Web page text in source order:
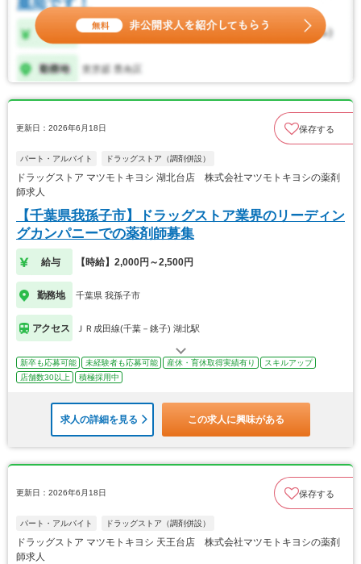
更新日：2026年6月18日 保存する
パート・アルバイト ドラッグストア（調剤併設）
ドラッグストア マツモトキヨシ 湖北台店 株式会社マツモトキヨシの薬剤
師求人
【千葉県我孫子市】ドラッグストア業界のリーディン
グカンパニーでの薬剤師募集
給与 【時給】2,000円～2,500円
勤務地 千葉県 我孫子市
アクセス ＪＲ成田線(千葉－銚子) 湖北駅
新卒も応募可能 未経験者も応募可能 産休・育休取得実績有り
スキルアップ
店舗数30以上
積極採用中
求人の詳細を見る この求人に興味がある
更新日：2026年6月18日 保存する
パート・アルバイト ドラッグストア（調剤併設）
ドラッグストア マツモトキヨシ 天王台店 株式会社マツモトキヨシの薬剤
師求人